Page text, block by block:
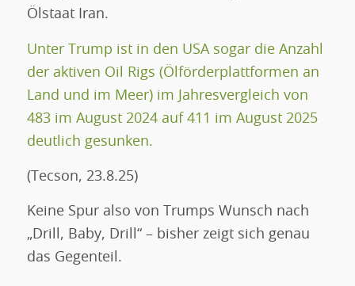
Ölstaat Iran.
Unter Trump ist in den USA sogar die Anzahl
der aktiven Oil Rigs (Ölförderplattformen an
Land und im Meer) im Jahresvergleich von
483 im August 2024 auf 411 im August 2025
deutlich gesunken.
(Tecson, 23.8.25)
Keine Spur also von Trumps Wunsch nach
„Drill, Baby, Drill“ – bisher zeigt sich genau
das Gegenteil.